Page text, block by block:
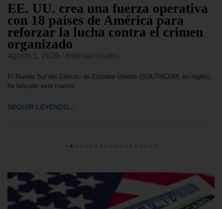
EE. UU. crea una fuerza operativa
con 18 países de América para
reforzar la lucha contra el crimen
organizado
agosto 5, 2026 Internacionales
El Mando Sur del Ejército de Estados Unidos (SOUTHCOM, en inglés)
ha lanzado este martes
SEGUIR LEYENDO...